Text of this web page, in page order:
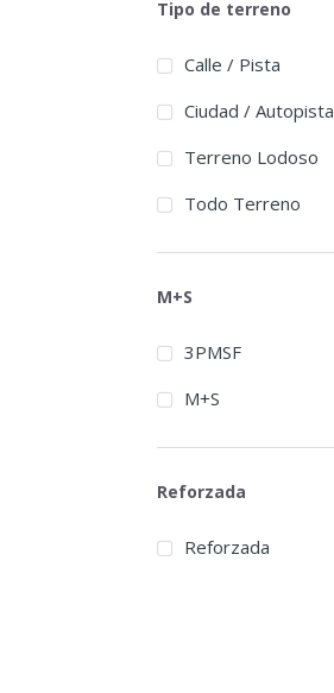
Tipo de terreno
Calle / Pista
Ciudad / Autopista
Terreno Lodoso
Todo Terreno
M+S
3PMSF
M+S
Reforzada
Reforzada